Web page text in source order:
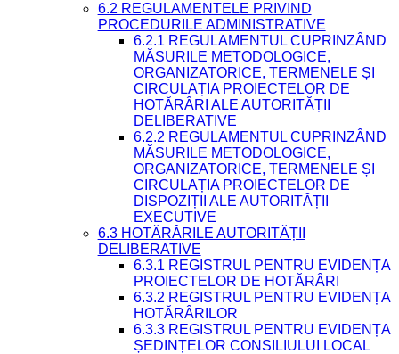
6.2 REGULAMENTELE PRIVIND
PROCEDURILE ADMINISTRATIVE
6.2.1 REGULAMENTUL CUPRINZÂND
MĂSURILE METODOLOGICE,
ORGANIZATORICE, TERMENELE ȘI
CIRCULAȚIA PROIECTELOR DE
HOTĂRÂRI ALE AUTORITĂȚII
DELIBERATIVE
6.2.2 REGULAMENTUL CUPRINZÂND
MĂSURILE METODOLOGICE,
ORGANIZATORICE, TERMENELE ȘI
CIRCULAȚIA PROIECTELOR DE
DISPOZIȚII ALE AUTORITĂȚII
EXECUTIVE
6.3 HOTĂRÂRILE AUTORITĂȚII
DELIBERATIVE
6.3.1 REGISTRUL PENTRU EVIDENȚA
PROIECTELOR DE HOTĂRÂRI
6.3.2 REGISTRUL PENTRU EVIDENȚA
HOTĂRÂRILOR
6.3.3 REGISTRUL PENTRU EVIDENȚA
ȘEDINȚELOR CONSILIULUI LOCAL